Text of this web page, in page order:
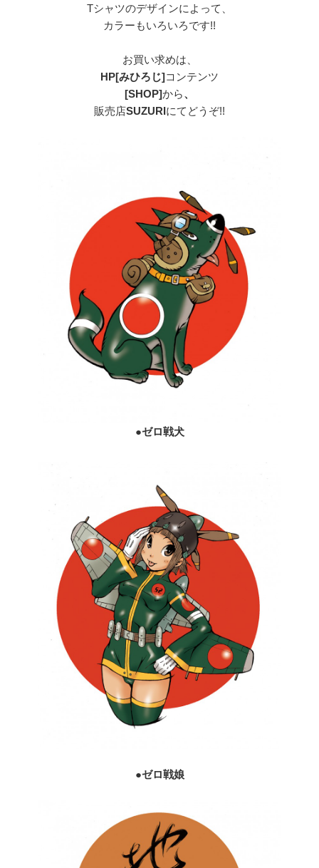
Tシャツのデザインによって、
カラーもいろいろです!!
お買い求めは、
HP[みひろじ]コンテンツ
[SHOP]から、
販売店SUZURIにてどうぞ!!
●ゼロ戦犬
●ゼロ戦娘